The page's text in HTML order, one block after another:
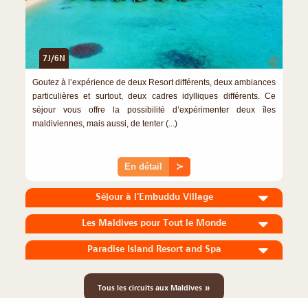
7J/6N ©
Goutez à l’expérience de deux Resort différents, deux ambiances
particulières et surtout, deux cadres idylliques différents. Ce
séjour vous offre la possibilité d’expérimenter deux îles
maldiviennes, mais aussi, de tenter (...)
En détail ≻
Séjour à l'Embuddu Village
Les Maldives pour Tout le Monde
Paradise Island Resort and Spa
Tous les circuits aux Maldives »